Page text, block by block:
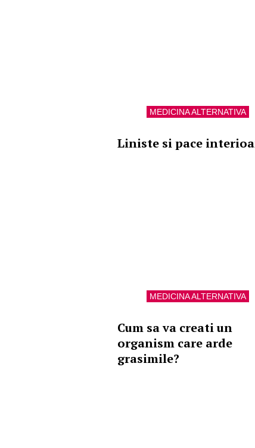
MEDICINA ALTERNATIVA
Liniste si pace
MEDICINA ALTERNATIVA
Cum sa va creati un
organism care arde
grasimile?